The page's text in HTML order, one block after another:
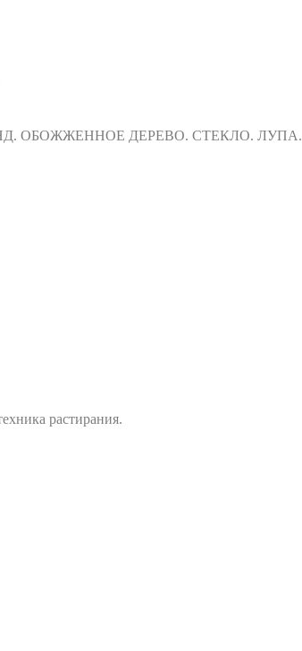
ОБОЖЖЕННОЕ ДЕРЕВО. СТЕКЛО. ЛУПА.
растирания.